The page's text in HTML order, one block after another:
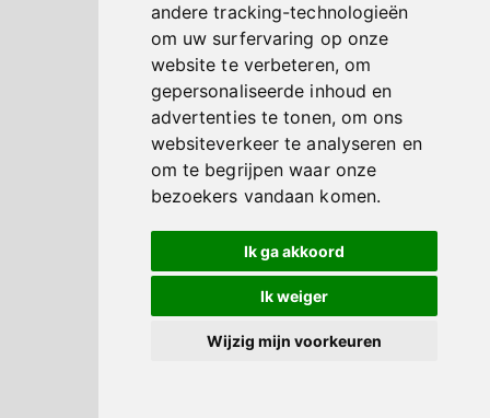
andere tracking-technologieën
om uw surfervaring op onze
website te verbeteren, om
gepersonaliseerde inhoud en
advertenties te tonen, om ons
websiteverkeer te analyseren en
om te begrijpen waar onze
bezoekers vandaan komen.
Ik ga akkoord
Ik weiger
Wijzig mijn voorkeuren